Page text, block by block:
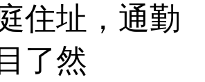
住址，通勤
了然